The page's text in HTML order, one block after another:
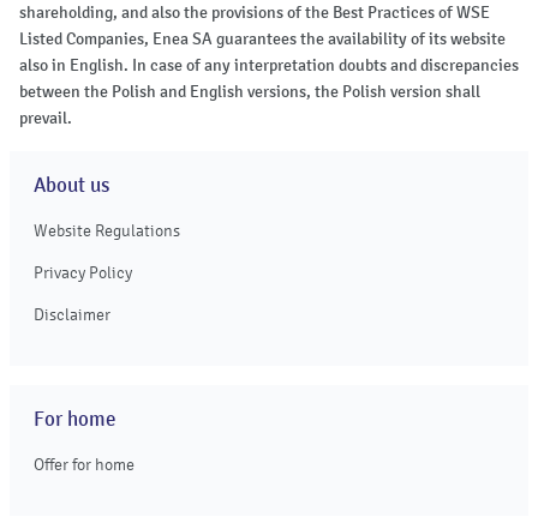
shareholding, and also the provisions of the Best Practices of WSE
Listed Companies, Enea SA guarantees the availability of its website
also in English. In case of any interpretation doubts and discrepancies
between the Polish and English versions, the Polish version shall
prevail.
About us
Website Regulations
Privacy Policy
Disclaimer
For home
Offer for home